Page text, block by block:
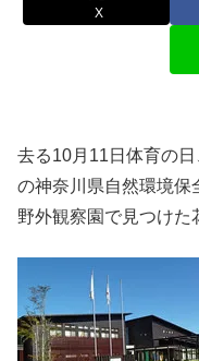
X
去る10月11日体育の
の神奈川県自然環境保
野外観察園で見つけた